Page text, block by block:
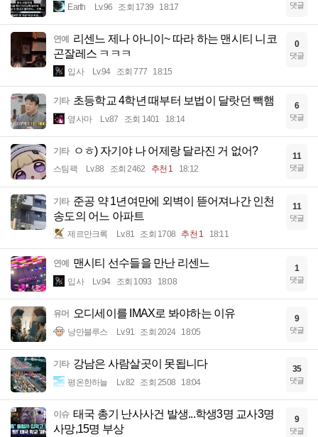
Earth Lv.96 조회 1739 18:17 댓글
연예
리센느 제나 아니이~ 따라 하는 맨시티 니코
곤잘레스 ㅋㅋㅋ
입사 Lv.94 조회 777 18:15
0
댓글
기타 초등학교 4학년 때부터 보법이 달랏던 빽햄
옆사마 Lv.87 조회 1401 18:14
6
댓글
기타 ㅇㅎ) 자기야 나 어제랑 달라진 거 없어?
스팀팩 Lv.88 조회 2462 추천 1 18:12
11
댓글
기타 준공 약 1년여만에 외벽이 뜯어져나간 인천
송도의 어느 아파트
제르만크록 Lv.81 조회 1708 추천 1 18:11
11
댓글
연예 맨시티 선수들을 만난 리센느
입사 Lv.94 조회 1093 18:08
1
댓글
유머 오디세이를 IMAX로 봐야하는 이유
낭만블루스 Lv.91 조회 2024 18:05
9
댓글
기타 강남은 사람살곳이 못됩니다
평온한하늘 Lv.82 조회 2508 18:04
35
댓글
이슈 태국 총기 난사사건 발생...학생3명 교사3명
사망,15명 부상
9
댓글